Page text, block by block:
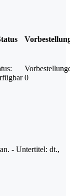
0
- Untertitel: dt.,